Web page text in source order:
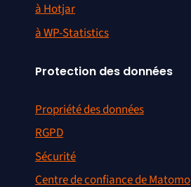
à Hotjar
à WP-Statistics
Protection des données
Propriété des données
RGPD
Sécurité
Centre de confiance de Matomo